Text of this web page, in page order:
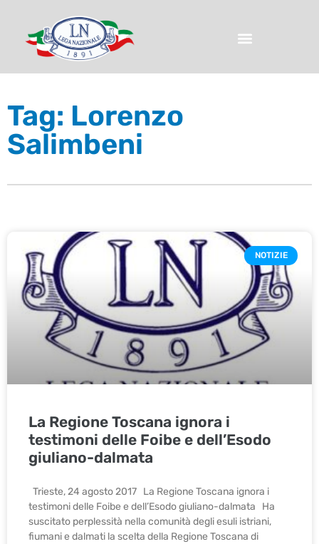
Tag: Lorenzo
Salimbeni
NOTIZIE
La Regione Toscana ignora i
testimoni delle Foibe e dell’Esodo
giuliano-dalmata
Trieste, 24 agosto 2017 La Regione Toscana ignora i
testimoni delle Foibe e dell’Esodo giuliano-dalmata Ha
suscitato perplessità nella comunità degli esuli istriani,
fiumani e dalmati la scelta della Regione Toscana di